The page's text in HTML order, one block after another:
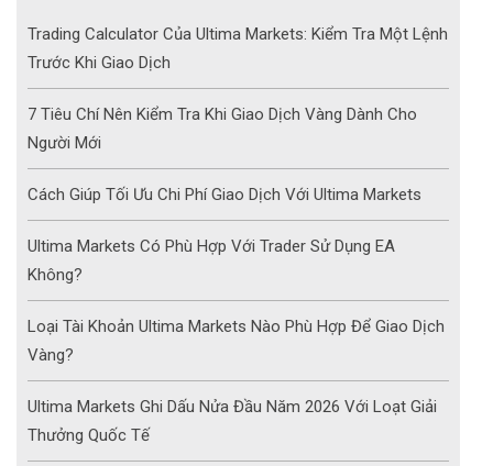
Trading Calculator Của Ultima Markets: Kiểm Tra Một Lệnh
Trước Khi Giao Dịch
7 Tiêu Chí Nên Kiểm Tra Khi Giao Dịch Vàng Dành Cho
Người Mới
Cách Giúp Tối Ưu Chi Phí Giao Dịch Với Ultima Markets
Ultima Markets Có Phù Hợp Với Trader Sử Dụng EA
Không?
Loại Tài Khoản Ultima Markets Nào Phù Hợp Để Giao Dịch
Vàng?
Ultima Markets Ghi Dấu Nửa Đầu Năm 2026 Với Loạt Giải
Thưởng Quốc Tế